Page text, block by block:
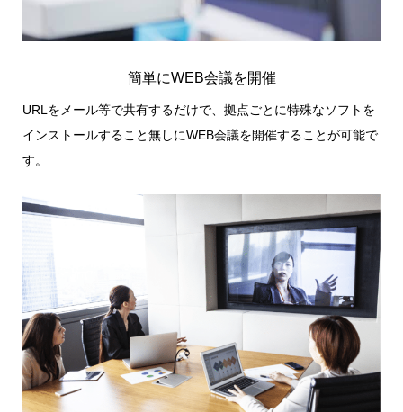
簡単にWEB会議を開催
URLをメール等で共有するだけで、拠点ごとに特殊なソフトを
インストールすること無しにWEB会議を開催することが可能で
す。